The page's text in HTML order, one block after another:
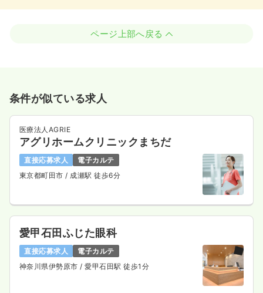
ページ上部へ戻る
条件が似ている求人
医療法人AGRIE
アグリホームクリニックまちだ
直接応募求人
電子カルテ
東京都町田市 / 成瀬駅 徒歩6分
愛甲石田ふじた眼科
直接応募求人
電子カルテ
神奈川県伊勢原市 / 愛甲石田駅 徒歩1分